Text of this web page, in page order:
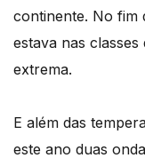
continente. No fim
estava nas classes
extrema.
E além das
este ano duas